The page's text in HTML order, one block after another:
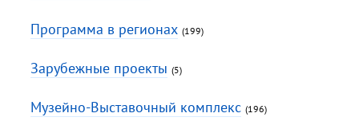
Программа в регионах (199)
Зарубежные проекты (5)
Музейно-Выставочный комплекс (196)